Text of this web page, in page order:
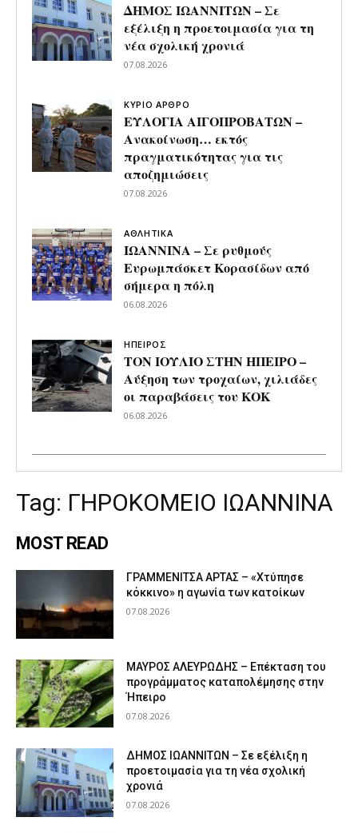
ΔΗΜΟΣ ΙΩΑΝΝΙΤΩΝ – Σε
εξέλιξη η προετοιμασία για τη
νέα σχολική χρονιά
07.08.2026
ΚΥΡΙΟ ΑΡΘΡΟ
ΕΥΛΟΓΙΑ ΑΙΓΟΠΡΟΒΑΤΩΝ –
Ανακοίνωση… εκτός
πραγματικότητας για τις
αποζημιώσεις
07.08.2026
ΑΘΛΗΤΙΚΑ
ΙΩΑΝΝΙΝΑ – Σε ρυθμούς
Ευρωμπάσκετ Κορασίδων από
σήμερα η πόλη
06.08.2026
ΗΠΕΙΡΟΣ
ΤΟΝ ΙΟΥΛΙΟ ΣΤΗΝ ΗΠΕΙΡΟ –
Αύξηση των τροχαίων, χιλιάδες
οι παραβάσεις του ΚΟΚ
06.08.2026
Tag: ΓΗΡΟΚΟΜΕΙΟ ΙΩΑΝΝΙΝΑ
MOST READ
ΓΡΑΜΜΕΝΙΤΣΑ ΑΡΤΑΣ – «Χτύπησε
κόκκινο» η αγωνία των κατοίκων
07.08.2026
ΜΑΥΡΟΣ ΑΛΕΥΡΩΔΗΣ – Επέκταση του
προγράμματος καταπολέμησης στην
Ήπειρο
07.08.2026
ΔΗΜΟΣ ΙΩΑΝΝΙΤΩΝ – Σε εξέλιξη η
προετοιμασία για τη νέα σχολική
χρονιά
07.08.2026